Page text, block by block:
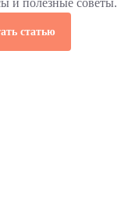
и полезные советы.
статью